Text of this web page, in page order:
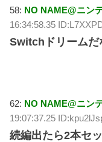
58: NO NAME@ニン
16:34:58.35
Switchドリームだ
62: NO NAME@ニン
19:07:37.25
続編出たら2本セ